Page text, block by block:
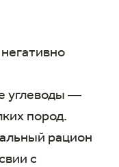
углеводы —
пород.
рацион
с